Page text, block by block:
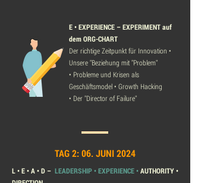
E • EXPERIENCE – EXPERIMENT auf
dem ORG-CHART
Der richtige Zeitpunkt für Innovation •
Unsere "Beziehung mit "Problem"
• Probleme und Krisen als
Geschäftsmodel • Growth Hacking
• Der "Director of Failure"
TAG 2: 06. JUNI 2024
L • E • A • D – LEADERSHIP • EXPERIENCE •AUTHORITY •